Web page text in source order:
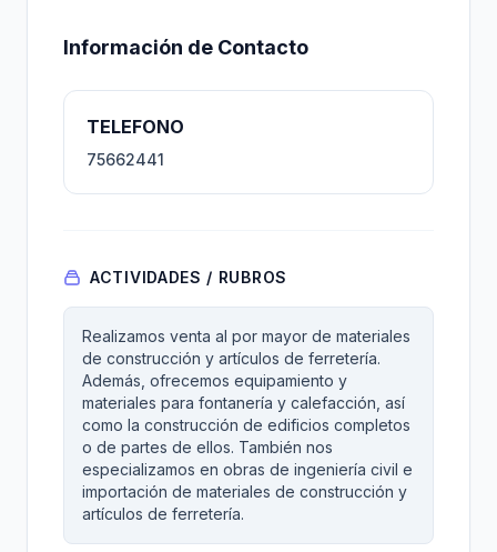
Información de Contacto
TELEFONO
75662441
ACTIVIDADES / RUBROS
Realizamos venta al por mayor de materiales
de construcción y artículos de ferretería.
Además, ofrecemos equipamiento y
materiales para fontanería y calefacción, así
como la construcción de edificios completos
o de partes de ellos. También nos
especializamos en obras de ingeniería civil e
importación de materiales de construcción y
artículos de ferretería.